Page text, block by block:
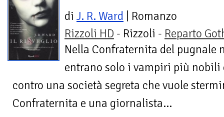
di J. R. Ward | Romanzo
Rizzoli HD - Rizzoli - Reparto
Nella Confraternita del pugnale
entrano solo i vampiri più nobili
contro una società segreta che vuole
Confraternita e una giornalista...